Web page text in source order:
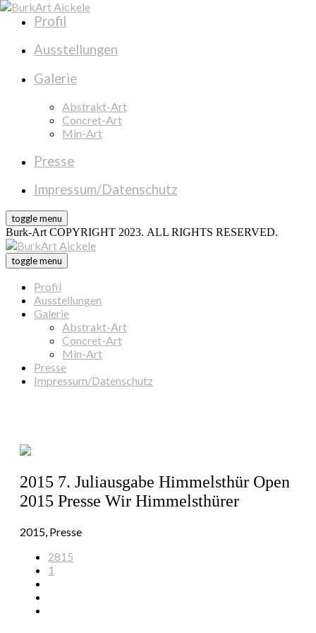
Profil
Ausstellungen
Galerie
Abstrakt-Art
Concret-Art
Min-Art
Presse
Impressum/Datenschutz
toggle menu
Burk-Art COPYRIGHT 2023. ALL RIGHTS RESERVED.
toggle menu
Profil
Ausstellungen
Galerie
Abstrakt-Art
Concret-Art
Min-Art
Presse
Impressum/Datenschutz
2015 7. Juliausgabe Himmelsthür Open
2015 Presse Wir Himmelsthürer
2015, Presse
2815
1